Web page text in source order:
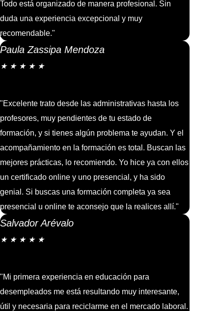
Todo está organizado de manera profesional. Sin
duda una experiencia excepcional y muy
recomendable."
Paula Zassipa Mendoza
★ ★ ★ ★ ★
"Excelente trato desde las administrativas hasta los
profesores, muy pendientes de tu estado de
formación, y si tienes algún problema te ayudan. Y el
acompañamiento en la formación es total. Buscan las
mejores prácticas, lo recomiendo. Yo hice ya con ellos
un certificado online y uno presencial, y ha sido
genial. Si buscas una formación completa ya sea
presencial u online te aconsejo que la realices allí."
Salvador Arévalo
★ ★ ★ ★ ★
"Mi primera experiencia en educación para
desempleados me está resultando muy interesante,
útil y necesaria para reciclarme en el mercado laboral.